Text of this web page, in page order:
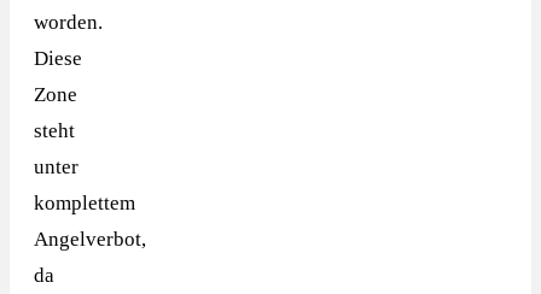
worden.
Diese
Zone
steht
unter
komplettem
Angelverbot,
da